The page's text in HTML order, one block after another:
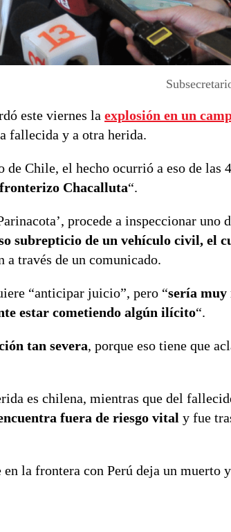
este viernes la explosión en un
fallecida y a otra herida.
Chile, el hecho ocurrió a eso de las
Chacalluta“.
procede a inspeccionar uno
subrepticio de un vehículo civil, el
a través de un comunicado.
“anticipar juicio”, pero “sería muy
estar cometiendo algún ilícito“.
tan severa, porque eso tiene que
es chilena, mientras que del
fuera de riesgo vital y fue
la frontera con Perú deja un muerto